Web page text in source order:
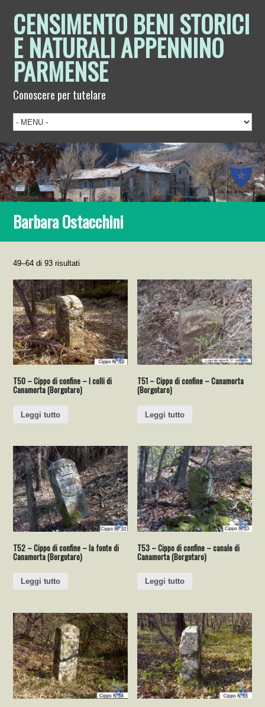
CENSIMENTO BENI STORICI
E NATURALI APPENNINO
PARMENSE
Conoscere per tutelare
Barbara Ostacchini
49–64 di 93 risultati
T50 – Cippo di confine – I colli di
Canamorta (Borgotaro)
Leggi tutto
T51 – Cippo di confine – Canamorta
(Borgotaro)
Leggi tutto
T52 – Cippo di confine – la fonte di
Canamorta (Borgotaro)
Leggi tutto
T53 – Cippo di confine – canale di
Canamorta (Borgotaro)
Leggi tutto